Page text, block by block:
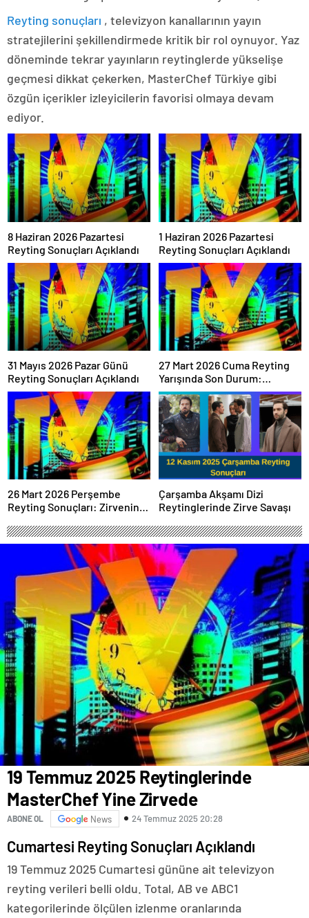
Reyting sonuçları , televizyon kanallarının yayın
stratejilerini şekillendirmede kritik bir rol oynuyor. Yaz
döneminde tekrar yayınların reytinglerde yükselişe
geçmesi dikkat çekerken, MasterChef Türkiye gibi
özgün içerikler izleyicilerin favorisi olmaya devam
ediyor.
8 Haziran 2026 Pazartesi
Reyting Sonuçları Açıklandı
1 Haziran 2026 Pazartesi
Reyting Sonuçları Açıklandı
31 Mayıs 2026 Pazar Günü
Reyting Sonuçları Açıklandı
27 Mart 2026 Cuma Reyting
Yarışında Son Durum:
Sonuçlar Belli Oldu mu?
26 Mart 2026 Perşembe
Reyting Sonuçları: Zirvenin
Çarşamba Akşamı Dizi
Reytinglerinde Zirve Savaşı
19 Temmuz 2025 Reytinglerinde
MasterChef Yine Zirvede
ABONE OL News 24 Temmuz 2025 20:28
Cumartesi Reyting Sonuçları Açıklandı
19 Temmuz 2025 Cumartesi gününe ait televizyon
reyting verileri belli oldu. Total, AB ve ABC1
kategorilerinde ölçülen izlenme oranlarında